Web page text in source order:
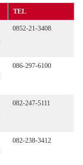
TEL
0852-21-3408
086-297-6100
082-247-5111
082-238-3412